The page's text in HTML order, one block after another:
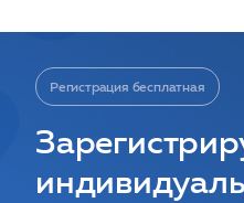
Регистрация бесплатная